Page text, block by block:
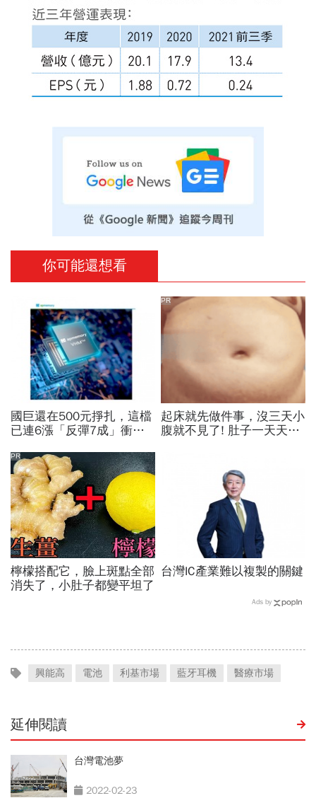
你可能還想看
國巨還在500元掙扎，這檔
已連6漲「反彈7成」衝千
還有5成空間
起床就先做件事，沒三天小
腹就不見了! 肚子一天天變
PR
檸檬搭配它，臉上斑點全部
消失了，小肚子都變平坦了
PR
台灣IC產業難以複製的關鍵
Ads by
興能高 電池 利基市場 藍牙耳機 醫療市場
延伸閱讀
台灣電池夢
2022-02-23